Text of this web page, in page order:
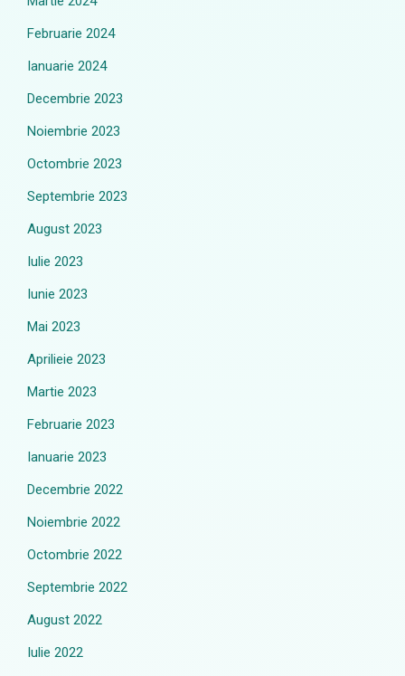
Februarie 2024
Ianuarie 2024
Decembrie 2023
Noiembrie 2023
Octombrie 2023
Septembrie 2023
August 2023
Iulie 2023
Iunie 2023
Mai 2023
Aprilieie 2023
Martie 2023
Februarie 2023
Ianuarie 2023
Decembrie 2022
Noiembrie 2022
Octombrie 2022
Septembrie 2022
August 2022
Iulie 2022